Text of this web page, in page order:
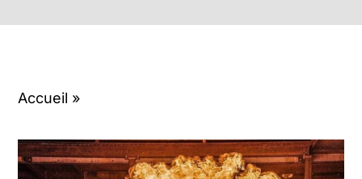
English
Panier
Accueil »